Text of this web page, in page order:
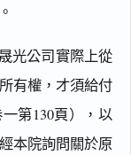
光公司實際上從
有權，才須給付
第130頁），以
本院詢問關於原